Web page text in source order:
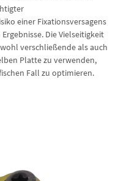
einer Fixationsversagens
Die Vielseitigkeit
verschließende als auch
Platte zu verwenden,
Fall zu optimieren.